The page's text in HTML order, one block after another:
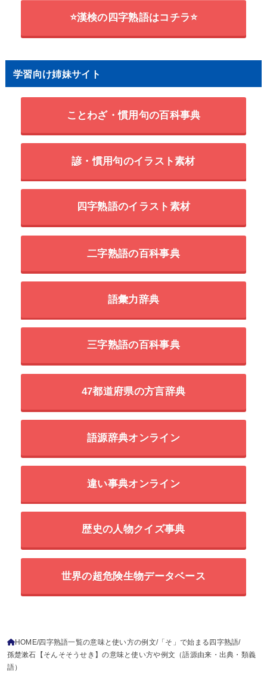
⭐漢検の四字熟語はコチラ⭐
学習向け姉妹サイト
ことわざ・慣用句の百科事典
諺・慣用句のイラスト素材
四字熟語のイラスト素材
二字熟語の百科事典
語彙力辞典
三字熟語の百科事典
47都道府県の方言辞典
語源辞典オンライン
違い事典オンライン
歴史の人物クイズ事典
世界の超危険生物データベース
HOME 四字熟語一覧の意味と使い方の例文 「そ」で始まる四字熟語
孫楚漱石【そんそそうせき】の意味と使い方や例文（語源由来・出典・類義
語）